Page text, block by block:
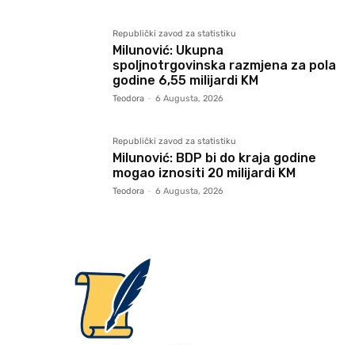
Republički zavod za statistiku
Milunović: Ukupna
spoljnotrgovinska razmjena za pola
godine 6,55 milijardi KM
Teodora - 6 Augusta, 2026
Republički zavod za statistiku
Milunović: BDP bi do kraja godine
mogao iznositi 20 milijardi KM
Teodora - 6 Augusta, 2026